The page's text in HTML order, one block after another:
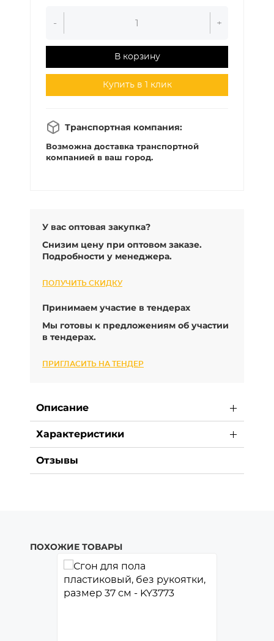
- +
В корзину
Купить в 1 клик
Транспортная компания:
Возможна доставка транспортной
компанией в ваш город.
У вас оптовая закупка?
Снизим цену при оптовом заказе.
Подробности у менеджера.
ПОЛУЧИТЬ СКИДКУ
Принимаем участие в тендерах
Мы готовы к предложениям об участии
в тендерах.
ПРИГЛАСИТЬ НА ТЕНДЕР
Описание
Характеристики
Отзывы
ПОХОЖИЕ ТОВАРЫ